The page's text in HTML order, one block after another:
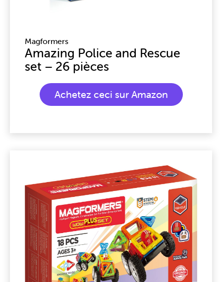
Magformers
Amazing Police and Rescue
set – 26 pièces
Achetez ceci sur Amazon